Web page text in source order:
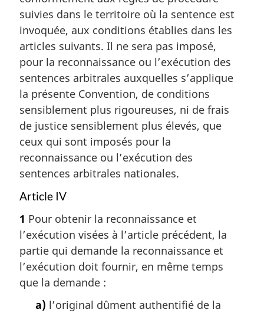
suivies dans le territoire où la sentence est
invoquée, aux conditions établies dans les
articles suivants. Il ne sera pas imposé,
pour la reconnaissance ou l’exécution des
sentences arbitrales auxquelles s’applique
la présente Convention, de conditions
sensiblement plus rigoureuses, ni de frais
de justice sensiblement plus élevés, que
ceux qui sont imposés pour la
reconnaissance ou l’exécution des
sentences arbitrales nationales.
Article IV
1 Pour obtenir la reconnaissance et
l’exécution visées à l’article précédent, la
partie qui demande la reconnaissance et
l’exécution doit fournir, en même temps
que la demande :
a) l’original dûment authentifié de la